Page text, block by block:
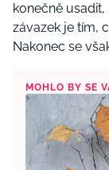
konečně
závazek je tím,
Nakonec se
MOHLO BY SE